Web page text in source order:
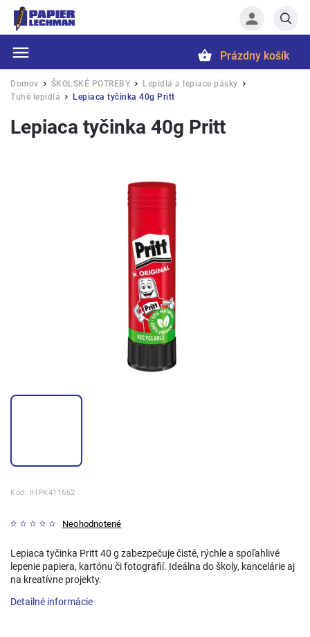
Hľadať
Prázdny košík
Domov / ŠKOLSKÉ POTREBY / Lepidlá a lepiace pásky /
Tuhé lepidlá / Lepiaca tyčinka 40g Pritt
Lepiaca tyčinka 40g Pritt
Kód: IHPK411662
Neohodnotené
Lepiaca tyčinka Pritt 40 g zabezpečuje čisté, rýchle a spoľahlivé
lepenie papiera, kartónu či fotografií. Ideálna do školy, kancelárie aj
na kreatívne projekty.
Detailné informácie